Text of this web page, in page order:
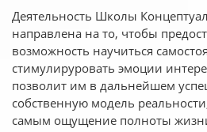
Деятельность Школы
направлена на то, чтобы
возможность научиться
стимулируровать эмоции
позволит им в дальнейшем
собственную модель
самым ощущение полноты